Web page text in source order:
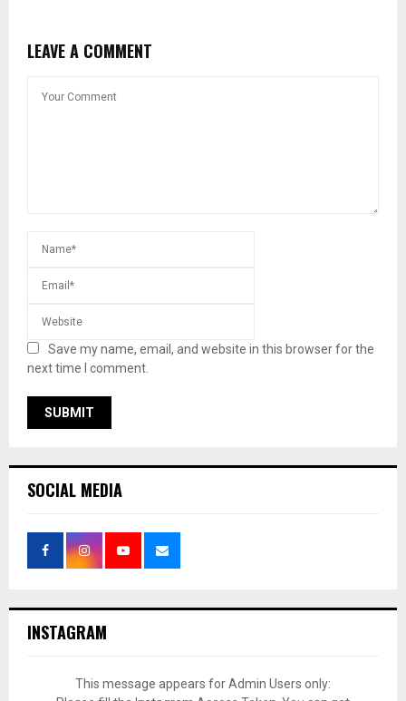
LEAVE A COMMENT
Save my name, email, and website in this browser for the
next time I comment.
SOCIAL MEDIA
INSTAGRAM
This message appears for Admin Users only: